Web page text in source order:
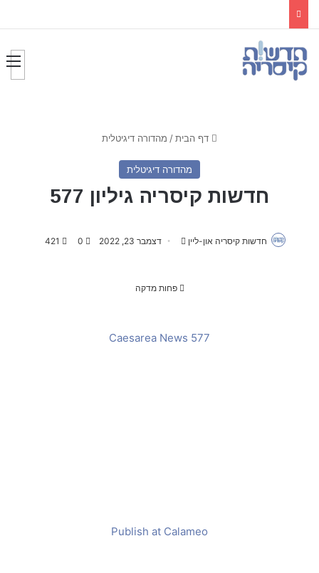
דף הבית/ מהדורה דיגיטלית
מהדורה דיגיטלית
חדשות קיסריה גיליון 577
חדשות קיסריה און-ליין
d
e
דצמבר 23, 2022 0
421
פחות מדקה
Caesarea News 577
Publish at Calameo